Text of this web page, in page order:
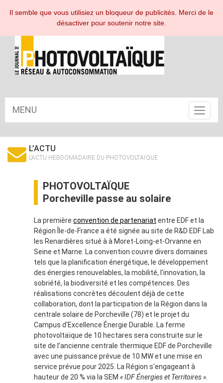
ESPACE ABONNÉ
MENU
Toggle
L’ACTU
L’ACTU HEBDOMADAIRE DU PHOTOVOLTAÏQUE
PHOTOVOLTAÏQUE
Porcheville passe au solaire
La première convention de partenariat entre EDF et la
Région Île-de-France a été signée au site de R&D EDF Lab
les Renardières situé à à Moret-Loing-et-Orvanne en
Seine et Marne. La convention couvre divers domaines
tels que la planification énergétique, le développement
des énergies renouvelables, la mobilité, l'innovation, la
sobriété, la biodiversité et les compétences. Des
réalisations concrètes découlent déjà de cette
collaboration, dont la participation de la Région dans la
centrale solaire de Porcheville (78) et le projet du
Campus d'Excellence Énergie Durable. La ferme
photovoltaïque de 10 hectares sera construite sur le
site de l’ancienne centrale thermique EDF de Porcheville
avec une puissance prévue de 10 MW et une mise en
service prévue pour 2025. La Région s'engageant à
hauteur de 20 % via la SEM « IDF Énergies et Territoires »
Il semble que vous utilisiez un bloqueur de publicités. Merci de le
désactiver pour soutenir notre site.